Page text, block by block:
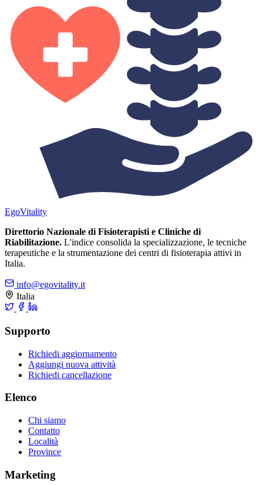
EgoVitality
Direttorio Nazionale di Fisioterapisti e Cliniche di
Riabilitazione. L'indice consolida la specializzazione, le tecniche
terapeutiche e la strumentazione dei centri di fisioterapia attivi in
Italia.
info@egovitality.it
Italia
Supporto
Richiedi aggiornamento
Aggiungi nuova attività
Richiedi cancellazione
Elenco
Chi siamo
Contatto
Località
Province
Marketing